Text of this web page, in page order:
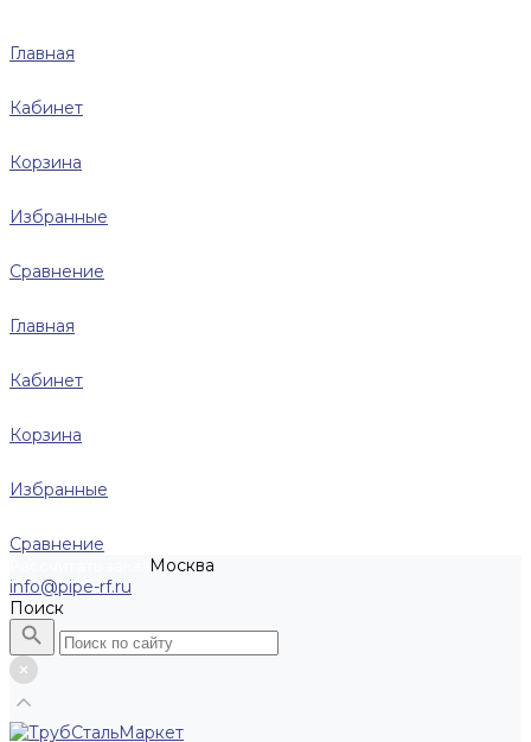
Главная
Кабинет
Корзина
Избранные
Сравнение
Главная
Кабинет
Корзина
Избранные
Сравнение
Москва
info@pipe-rf.ru
Поиск